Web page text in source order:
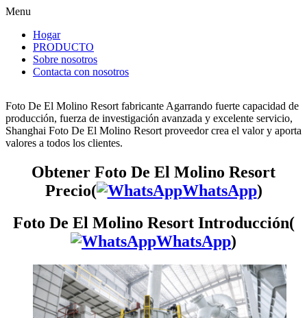
Menu
Hogar
PRODUCTO
Sobre nosotros
Contacta con nosotros
Foto De El Molino Resort fabricante Agarrando fuerte capacidad de
producción, fuerza de investigación avanzada y excelente servicio,
Shanghai Foto De El Molino Resort proveedor crea el valor y aporta
valores a todos los clientes.
Obtener Foto De El Molino Resort
Precio(
WhatsApp)
Foto De El Molino Resort Introducción(
WhatsApp)